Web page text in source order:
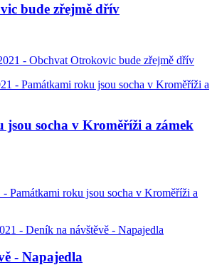
bude zřejmě dřív
- Obchvat Otrokovic bude zřejmě dřív
socha v Kroměříži a zámek
Památkami roku jsou socha v Kroměříži a
- Napajedla